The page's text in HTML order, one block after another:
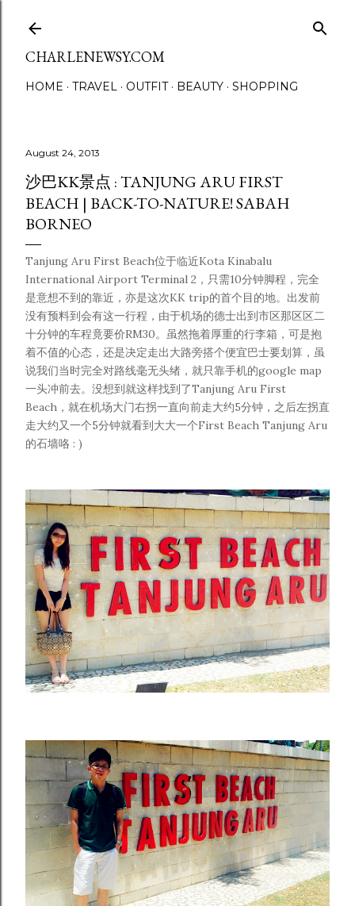
CHARLENEWSY.COM
HOME TRAVEL OUTFIT BEAUTY SHOPPING
August 24, 2013
沙巴KK景点 : TANJUNG ARU FIRST
BEACH | BACK-TO-NATURE! SABAH
BORNEO
Tanjung Aru First Beach位于临近Kota Kinabalu
International Airport Terminal 2，只需10分钟脚程，完全
是意想不到的靠近，亦是这次KK trip的首个目的地。出发前
没有预料到会有这一行程，由于机场的德士出到市区那区区二
十分钟的车程竟要价RM30。虽然拖着厚重的行李箱，可是抱
着不值的心态，还是决定走出大路旁搭个便宜巴士要划算，虽
说我们当时完全对路线毫无头绪，就只靠手机的google map
一头冲前去。没想到就这样找到了Tanjung Aru First
Beach，就在机场大门右拐一直向前走大约5分钟，之后左拐直
走大约又一个5分钟就看到大大一个First Beach Tanjung Aru
的石墙咯 : )